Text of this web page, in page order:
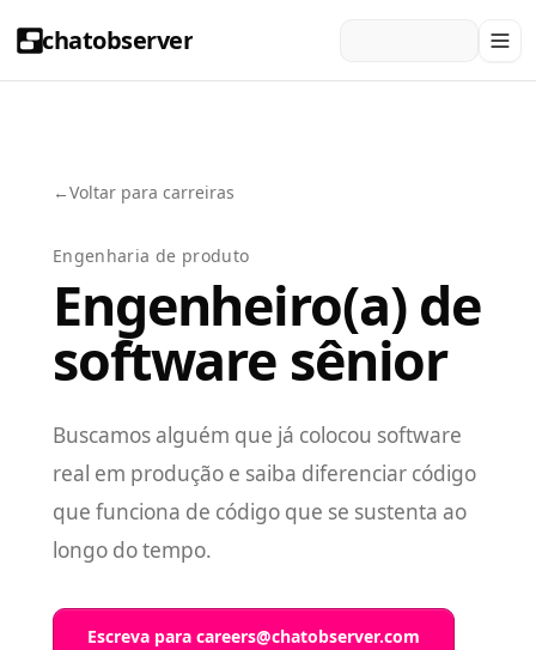
chatobserver
←Voltar para carreiras
Engenharia de produto
Engenheiro(a) de
software sênior
Buscamos alguém que já colocou software
real em produção e saiba diferenciar código
que funciona de código que se sustenta ao
longo do tempo.
Escreva para careers@chatobserver.com